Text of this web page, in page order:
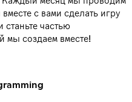
с вами сделать игру
частью
мы создаем вместе!